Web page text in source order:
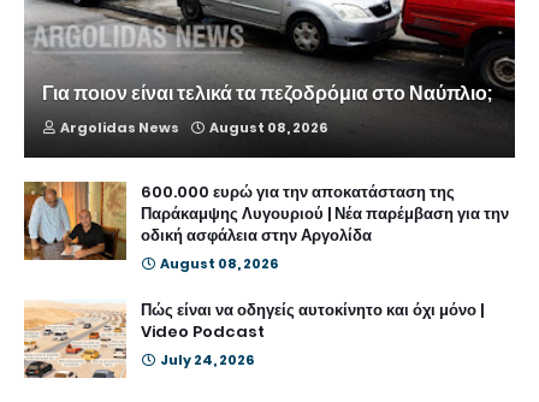
Για ποιον είναι τελικά τα πεζοδρόμια στο Ναύπλιο;
Argolidas News August 08, 2026
600.000 ευρώ για την αποκατάσταση της
Παράκαμψης Λυγουριού | Νέα παρέμβαση για την
οδική ασφάλεια στην Αργολίδα
August 08, 2026
Πώς είναι να οδηγείς αυτοκίνητο και όχι μόνο |
Video Podcast
July 24, 2026